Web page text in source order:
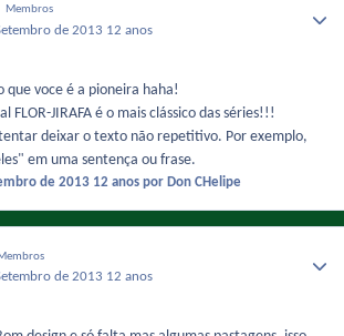
Membros
de 2013 12 anos
que voce é a pioneira haha!
FLOR-JIRAFA é o mais clássico das séries!!!
deixar o texto não repetitivo. Por exemplo,
em uma sentença ou frase.
de 2013 12 anos por Don CHelipe
de 2013 12 anos